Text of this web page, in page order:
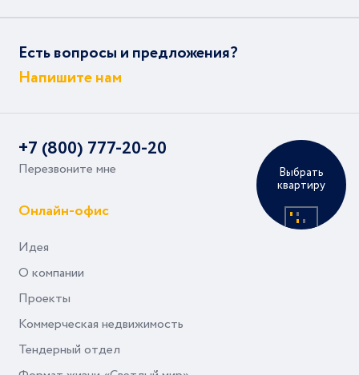
Выбрать
квартиру
Есть вопросы и предложения?
Напишите нам
+7 (800) 777-20-20
Перезвоните мне
Онлайн-офис
Идея
О компании
Проекты
Коммерческая недвижимость
Тендерный отдел